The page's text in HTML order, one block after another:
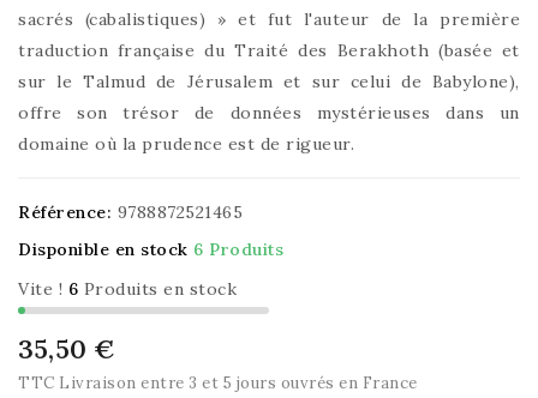
sacrés (cabalistiques) » et fut l'auteur de la première
traduction française du Traité des Berakhoth (basée et
sur le Talmud de Jérusalem et sur celui de Babylone),
offre son trésor de données mystérieuses dans un
domaine où la prudence est de rigueur.
Référence: 9788872521465
Disponible en stock 6 Produits
Vite ! 6 Produits en stock
35,50 €
TTC Livraison entre 3 et 5 jours ouvrés en France